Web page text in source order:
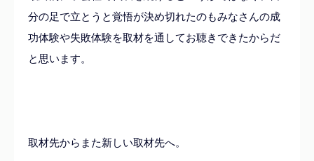
分の足で立とうと覚悟が決め切れたのもみなさんの成
功体験や失敗体験を取材を通してお聴きできたからだ
と思います。
取材先からまた新しい取材先へ。